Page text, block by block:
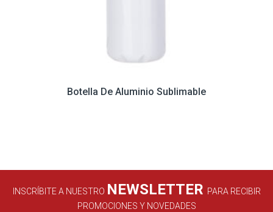
Botella De Aluminio Sublimable
INSCRÍBITE A NUESTRO NEWSLETTER PARA RECIBIR
PROMOCIONES Y NOVEDADES